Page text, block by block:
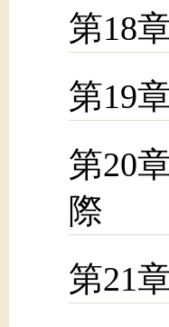
第18
第19
第20
際
第21